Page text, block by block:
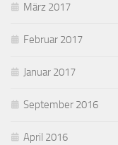
März 2017
Februar 2017
Januar 2017
September 2016
April 2016